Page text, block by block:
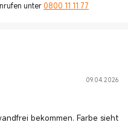
unter 0800 11 11 77
09.04.2026
bekommen. Farbe sieht